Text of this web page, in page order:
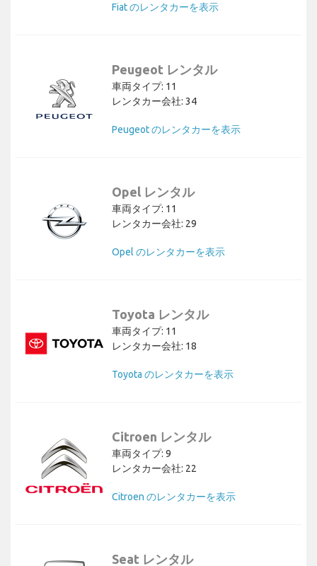
Fiat のレンタカーを表示
Peugeot レンタル
車両タイプ: 11
レンタカー会社: 34
Peugeot のレンタカーを表示
Opel レンタル
車両タイプ: 11
レンタカー会社: 29
Opel のレンタカーを表示
Toyota レンタル
車両タイプ: 11
レンタカー会社: 18
Toyota のレンタカーを表示
Citroen レンタル
車両タイプ: 9
レンタカー会社: 22
Citroen のレンタカーを表示
Seat レンタル